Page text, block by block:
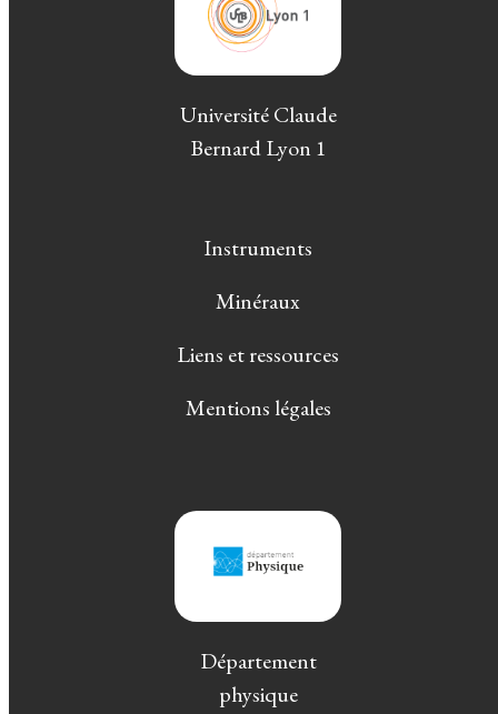
Université Claude
Bernard Lyon 1
Instruments
Minéraux
Liens et ressources
Mentions légales
Département
physique